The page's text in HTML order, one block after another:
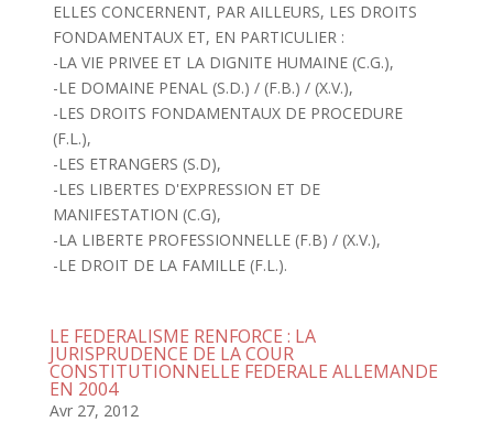
ELLES CONCERNENT, PAR AILLEURS, LES DROITS
FONDAMENTAUX ET, EN PARTICULIER :
-LA VIE PRIVEE ET LA DIGNITE HUMAINE (C.G.),
-LE DOMAINE PENAL (S.D.) / (F.B.) / (X.V.),
-LES DROITS FONDAMENTAUX DE PROCEDURE
(F.L.),
-LES ETRANGERS (S.D),
-LES LIBERTES D'EXPRESSION ET DE
MANIFESTATION (C.G),
-LA LIBERTE PROFESSIONNELLE (F.B) / (X.V.),
-LE DROIT DE LA FAMILLE (F.L.).
LE FEDERALISME RENFORCE : LA
JURISPRUDENCE DE LA COUR
CONSTITUTIONNELLE FEDERALE ALLEMANDE
EN 2004
Avr 27, 2012